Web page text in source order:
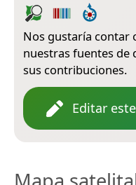
Nos gustaría contar
nuestras fuentes de
sus contribuciones.
Editar